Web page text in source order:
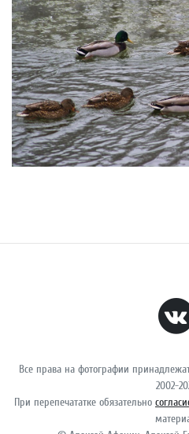
Все права на фотографии
2002-
При перепечататке обязательно